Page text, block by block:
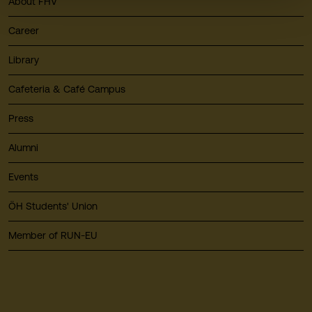
Career
Library
Cafeteria & Café Campus
Press
Alumni
Events
ÖH Students' Union
Member of RUN-EU